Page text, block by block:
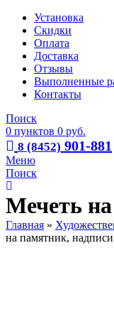
Установка
Скидки
Оплата
Доставка
Отзывы
Выполненные
Контакты
Поиск
0 пунктов 0 руб.
8 (8452) 901-881
Меню
Поиск
Мечеть
Главная »
на памятник,